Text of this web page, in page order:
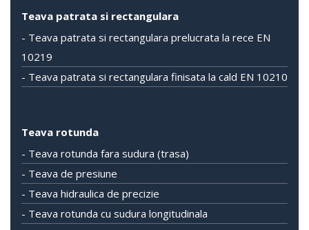
Teava patrata si rectangulara
- Teava patrata si rectangulara prelucrata la rece EN
10219
- Teava patrata si rectangulara finisata la cald EN 10210
Teava rotunda
- Teava rotunda fara sudura (trasa)
- Teava de presiune
- Teava hidraulica de precizie
- Teava rotunda cu sudura longitudinala